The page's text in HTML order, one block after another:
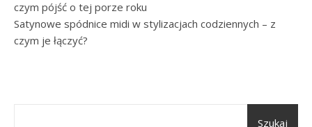
czym pójść o tej porze roku
Satynowe spódnice midi w stylizacjach codziennych – z
czym je łączyć?
Szukaj